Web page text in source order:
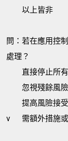
以上皆非
問：若在應用控
處理？
直接停止所
忽視殘餘風險
提高風險接
v
需額外措施